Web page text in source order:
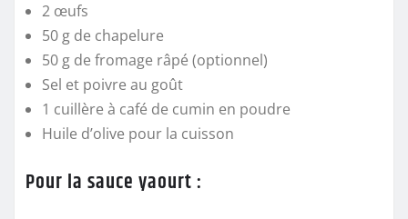
2 œufs
50 g de chapelure
50 g de fromage râpé (optionnel)
Sel et poivre au goût
1 cuillère à café de cumin en poudre
Huile d’olive pour la cuisson
Pour la sauce yaourt :